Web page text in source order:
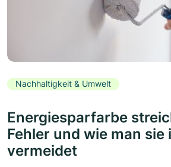
Nachhaltigkeit & Umwelt
Energiesparfarbe
Fehler und wie man sie
vermeidet